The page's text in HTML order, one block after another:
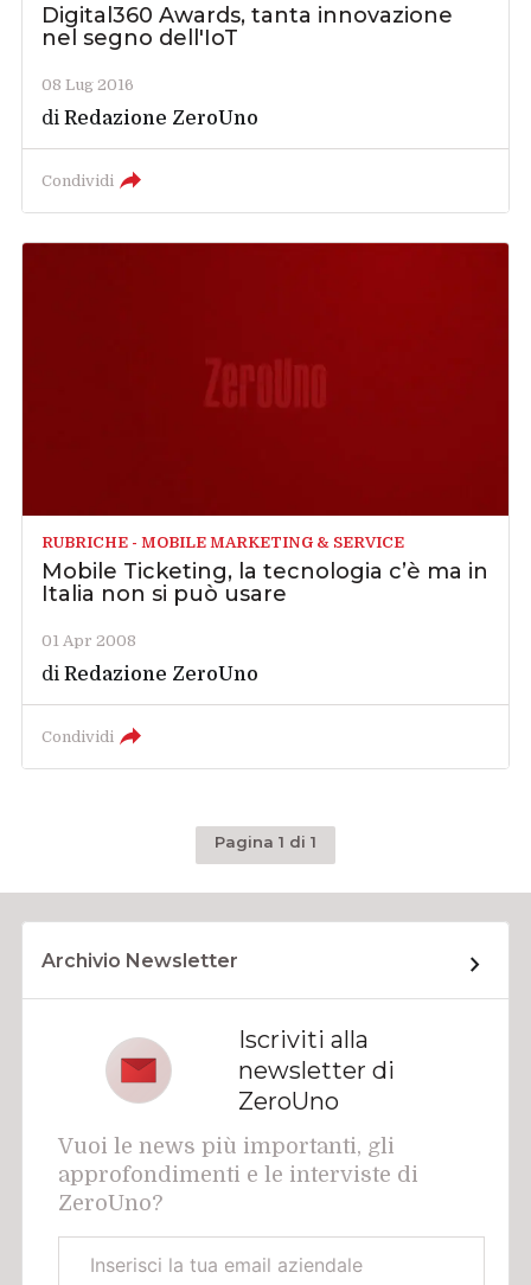
Digital360 Awards, tanta innovazione
nel segno dell'IoT
08 Lug 2016
diRedazione ZeroUno
Condividi
RUBRICHE - MOBILE MARKETING & SERVICE
Mobile Ticketing, la tecnologia c’è ma in
Italia non si può usare
01 Apr 2008
diRedazione ZeroUno
Condividi
Pagina 1 di 1
Archivio Newsletter
Iscriviti alla
newsletter di
ZeroUno
Vuoi le news più importanti, gli
approfondimenti e le interviste di
ZeroUno?
aziendale